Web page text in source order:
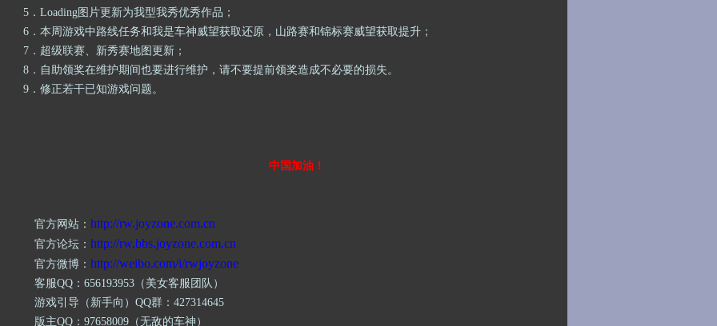
5． Loading图片更新为我型我秀优秀作品；
6． 本周游戏中路线任务和我是车神威望获取还原，山路赛和锦标赛威望获取提升 ；
7． 超级联赛、新秀赛地图更新；
8． 自助领奖在维护期间也要进行维护，请不要提前领奖造成不必要的损失。
9． 修正若干已知游戏问题。
中国加油！
官方网站： http://rw.joyzone.com.cn
官方论坛： http://rw.bbs.joyzone.com.cn
官方微博： http://weibo.com/i/rwjoyzone
客服QQ： 656193953 （美女客服团队）
游戏引导（新手向） QQ群： 427314645
版主QQ： 97658009 （无敌的车神）